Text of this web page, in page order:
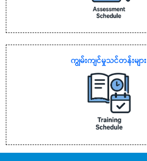
ကျွမ်းကျင်မှုသင်တန်းများ